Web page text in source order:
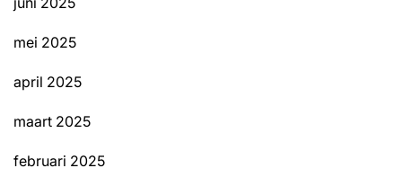
mei 2025
april 2025
maart 2025
februari 2025